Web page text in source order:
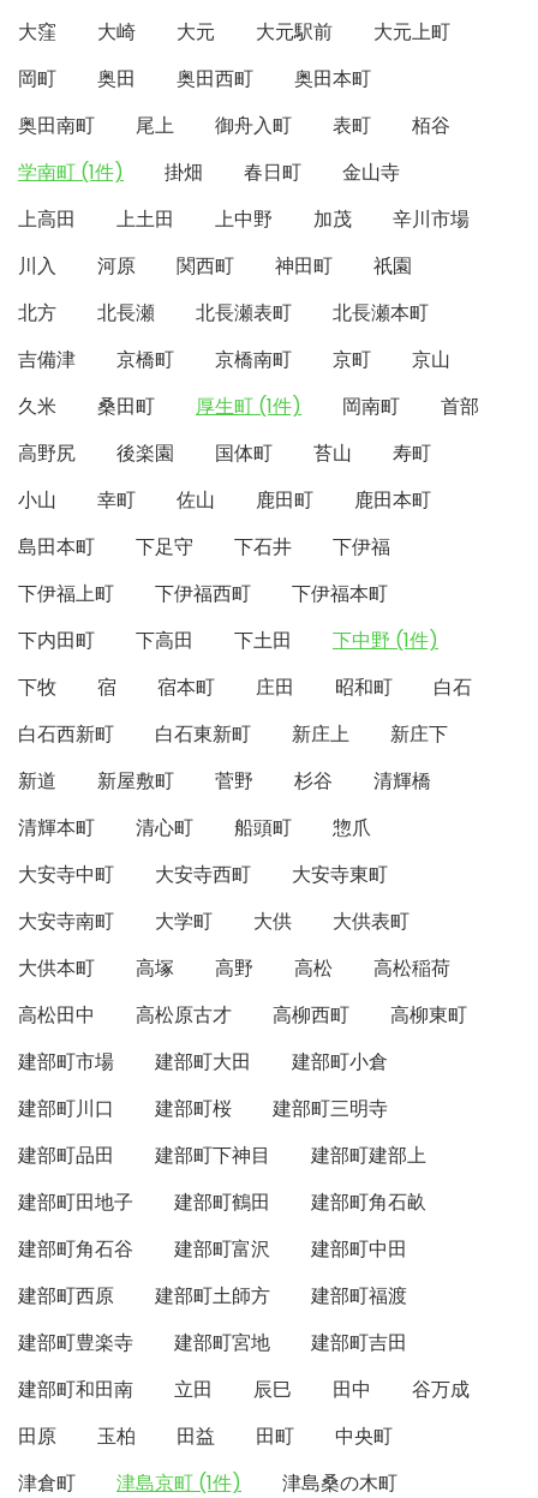
大窪 大崎 大元 大元駅前
大元上町
岡町
奥田 奥田西町
奥田本町
奥田南町
尾上 御舟入町 表町
栢谷
学南町 (1件)
掛畑 春日町
金山寺
上高田
上土田 上中野 加茂
辛川市場
川入
河原 関西町 神田町
祇園
北方
北長瀬 北長瀬表町
北長瀬本町
吉備津
京橋町 京橋南町 京町
京山
久米
桑田町 厚生町 (1件) 岡南町
首部
高野尻
後楽園 国体町 苔山
寿町
小山
幸町 佐山 鹿田町
鹿田本町
島田本町
下足守 下石井
下伊福
下伊福上町
下伊福西町
下伊福本町
下内田町
下高田 下土田
下中野 (1件)
下牧
宿 宿本町 庄田 昭和町
白石
白石西新町
白石東新町 新庄上
新庄下
新道
新屋敷町 菅野 杉谷
清輝橋
清輝本町
清心町 船頭町
惣爪
大安寺中町
大安寺西町
大安寺東町
大安寺南町
大学町 大供
大供表町
大供本町
高塚 高野 高松
高松稲荷
高松田中
高松原古才 高柳西町
高柳東町
建部町市場
建部町大田
建部町小倉
建部町川口
建部町桜
建部町三明寺
建部町品田
建部町下神目
建部町建部上
建部町田地子
建部町鶴田
建部町角石畝
建部町角石谷
建部町富沢
建部町中田
建部町西原
建部町土師方
建部町福渡
建部町豊楽寺
建部町宮地
建部町吉田
建部町和田南
立田 辰巳 田中
谷万成
田原
玉柏 田益 田町
中央町
津倉町
津島京町 (1件)
津島桑の木町